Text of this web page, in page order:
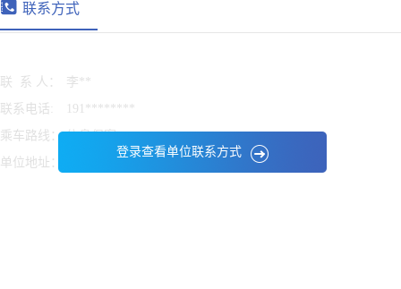
联系方式
登录查看单位联系方式
联 系 人：
李**
联系电话:
191********
乘车路线： 信息保密
单位地址：